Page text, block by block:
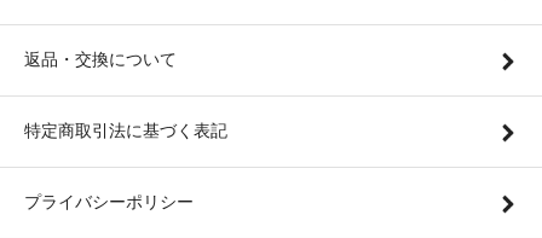
返品・交換について
特定商取引法に基づく表記
プライバシーポリシー